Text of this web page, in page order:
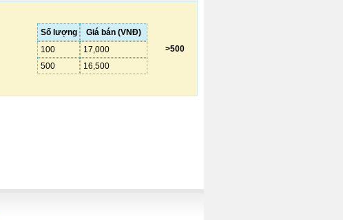
Số lượng
Giá bán (VNĐ)
100
17,000
500
16,500
>500